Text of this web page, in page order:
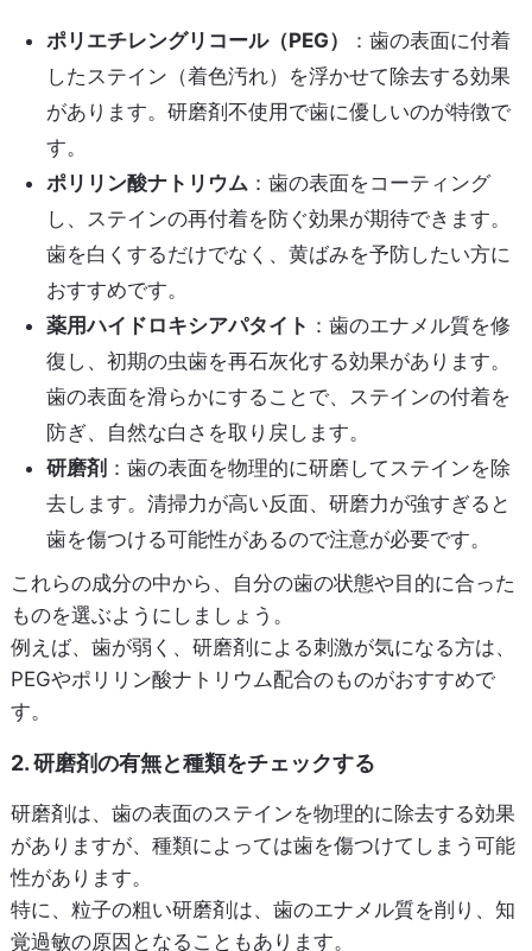
ポリエチレングリコール（PEG）
：歯の表面に付着
したステイン（着色汚れ）を浮かせて除去する効果
があります。研磨剤不使用で歯に優しいのが特徴で
す。
ポリリン酸ナトリウム：歯の表面をコーティング
し、ステインの再付着を防ぐ効果が期待できます。
歯を白くするだけでなく、黄ばみを予防したい方に
おすすめです。
薬用ハイドロキシアパタイト ：歯のエナメル質を修
復し、初期の虫歯を再石灰化する効果があります。
歯の表面を滑らかにすることで、ステインの付着を
防ぎ、自然な白さを取り戻します。
研磨剤 ：歯の表面を物理的に研磨してステインを除
去します。清掃力が高い反面、研磨力が強すぎると
歯を傷つける可能性があるので注意が必要です。
これらの成分の中から、自分の歯の状態や目的に合った
ものを選ぶようにしましょう。
例えば、歯が弱く、研磨剤による刺激が気になる方は、
PEGやポリリン酸ナトリウム配合のものがおすすめで
す。
2. 研磨剤の有無と種類をチェックする
研磨剤は、歯の表面のステインを物理的に除去する効果
がありますが、種類によっては歯を傷つけてしまう可能
性があります。
特に、粒子の粗い研磨剤は、歯のエナメル質を削り、知
覚過敏の原因となることもあります。